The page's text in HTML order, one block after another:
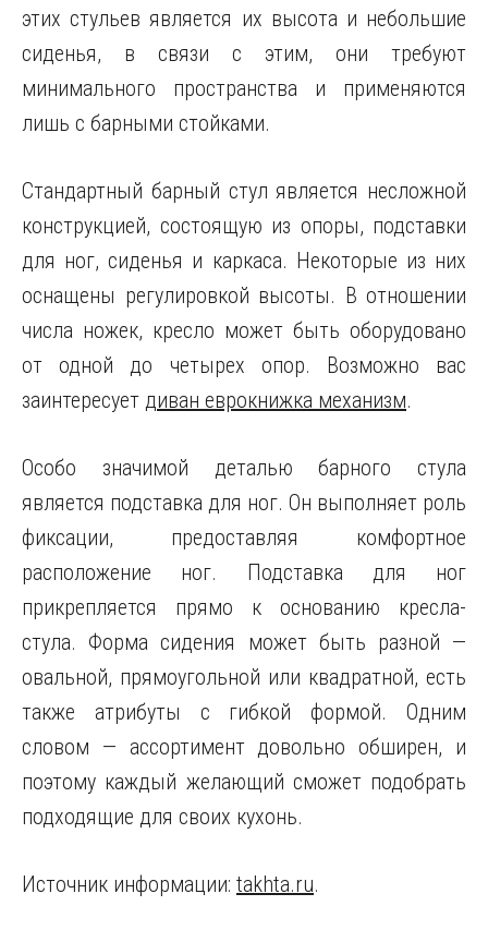
этих стульев является их высота и небольшие
сиденья, в связи с этим, они требуют
минимального пространства и применяются
лишь с барными стойками.
Стандартный барный стул является несложной
конструкцией, состоящую из опоры, подставки
для ног, сиденья и каркаса. Некоторые из них
оснащены регулировкой высоты. В отношении
числа ножек, кресло может быть оборудовано
от одной до четырех опор. Возможно вас
заинтересует диван еврокнижка механизм.
Особо значимой деталью барного стула
является подставка для ног. Он выполняет роль
фиксации, предоставляя комфортное
расположение ног. Подставка для ног
прикрепляется прямо к основанию кресла-
стула. Форма сидения может быть разной —
овальной, прямоугольной или квадратной, есть
также атрибуты с гибкой формой. Одним
словом — ассортимент довольно обширен, и
поэтому каждый желающий сможет подобрать
подходящие для своих кухонь.
Источник информации: takhta.ru.